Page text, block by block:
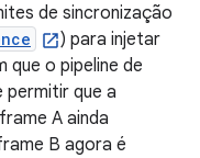
de sincronização
) para injetar
que o pipeline de
permitir que a
A ainda
B agora é